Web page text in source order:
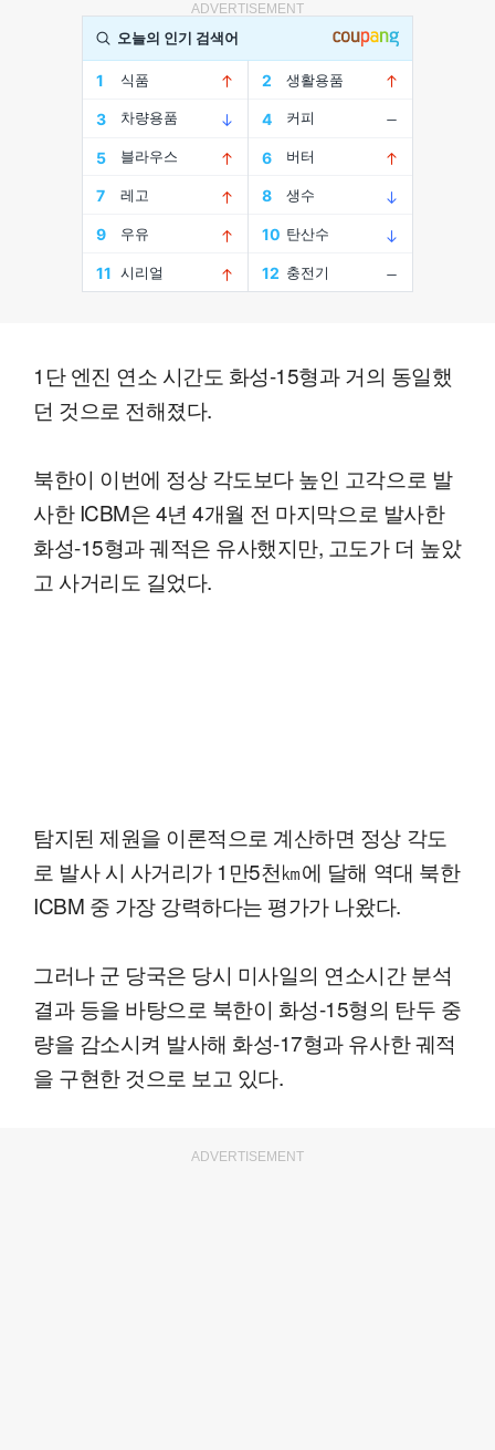
ADVERTISEMENT
1단 엔진 연소 시간도 화성-15형과 거의 동일했
던 것으로 전해졌다.
북한이 이번에 정상 각도보다 높인 고각으로 발
사한 ICBM은 4년 4개월 전 마지막으로 발사한
화성-15형과 궤적은 유사했지만, 고도가 더 높았
고 사거리도 길었다.
탐지된 제원을 이론적으로 계산하면 정상 각도
로 발사 시 사거리가 1만5천㎞에 달해 역대 북한
ICBM 중 가장 강력하다는 평가가 나왔다.
그러나 군 당국은 당시 미사일의 연소시간 분석
결과 등을 바탕으로 북한이 화성-15형의 탄두 중
량을 감소시켜 발사해 화성-17형과 유사한 궤적
을 구현한 것으로 보고 있다.
ADVERTISEMENT